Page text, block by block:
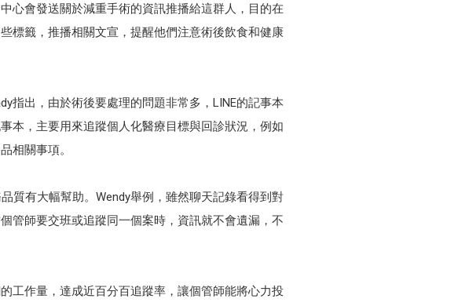
心會發送關於減重手術的資訊推播給這群人，目的在
標籤，推播相關文宣，提醒他們注意術後飲食和健康
指出，由於術後要處理的問題非常多，LINE的記事本
本，主要用來追蹤個人化醫療目標與回診狀況，例如
相關事項。
質有大幅幫助。Wendy舉例，雖然聊天記錄看得到對
管師要交班或追蹤同一個案時，資訊就不會遺漏，不
工作量，達成近百分百追蹤率，讓個管師能將心力投